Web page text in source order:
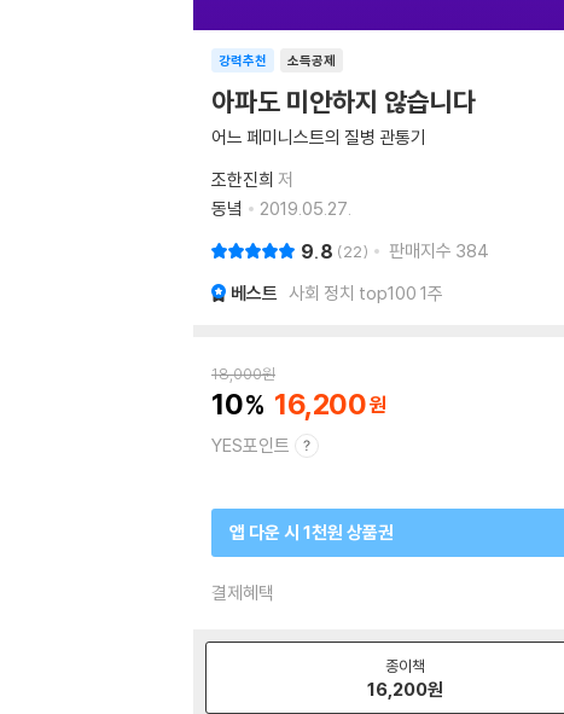
소득공제
강력추천
아파도 미안하지 않습니다
어느 페미니스트의 질병 관통기
조한진희 저
동녘
2019.05.27.
9.8 22 판매지수 384
베스트 사회 정치 top100 1주
18,000원
10 16,200
YES포인트
앱 다운 시 1천원 상품권
결제혜택
종이책
16,200원